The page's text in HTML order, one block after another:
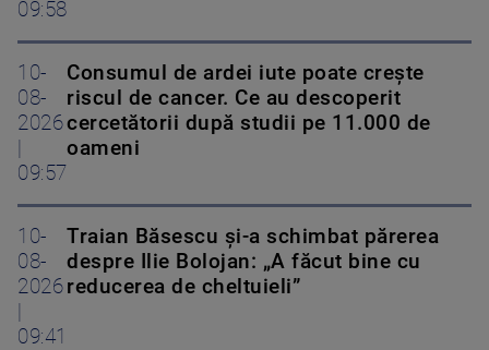
09:58
10-
08-
2026
|
09:57
Consumul de ardei iute poate crește
riscul de cancer. Ce au descoperit
cercetătorii după studii pe 11.000 de
oameni
10-
08-
2026
|
09:41
Traian Băsescu și-a schimbat părerea
despre Ilie Bolojan: „A făcut bine cu
reducerea de cheltuieli”